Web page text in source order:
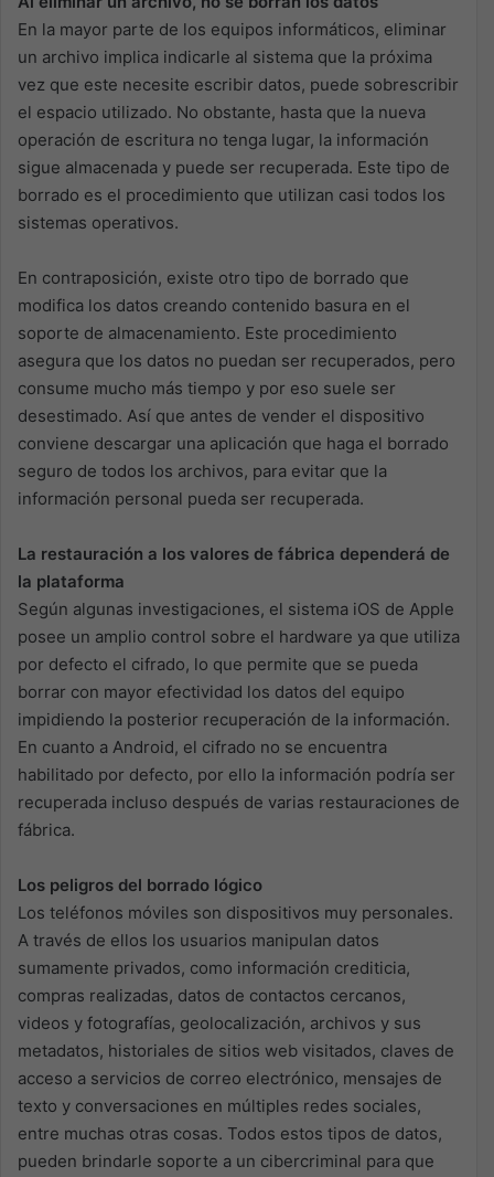
En la mayor parte de los equipos informáticos, eliminar
un archivo implica indicarle al sistema que la próxima
vez que este necesite escribir datos, puede sobrescribir
el espacio utilizado. No obstante, hasta que la nueva
operación de escritura no tenga lugar, la información
sigue almacenada y puede ser recuperada. Este tipo de
borrado es el procedimiento que utilizan casi todos los
sistemas operativos.
En contraposición, existe otro tipo de borrado que
modifica los datos creando contenido basura en el
soporte de almacenamiento. Este procedimiento
asegura que los datos no puedan ser recuperados, pero
consume mucho más tiempo y por eso suele ser
desestimado. Así que antes de vender el dispositivo
conviene descargar una aplicación que haga el borrado
seguro de todos los archivos, para evitar que la
información personal pueda ser recuperada.
La restauración a los valores de fábrica dependerá de
la plataforma
Según algunas investigaciones, el sistema iOS de Apple
posee un amplio control sobre el hardware ya que utiliza
por defecto el cifrado, lo que permite que se pueda
borrar con mayor efectividad los datos del equipo
impidiendo la posterior recuperación de la información.
En cuanto a Android, el cifrado no se encuentra
habilitado por defecto, por ello la información podría ser
recuperada incluso después de varias restauraciones de
fábrica.
Los peligros del borrado lógico
Los teléfonos móviles son dispositivos muy personales.
A través de ellos los usuarios manipulan datos
sumamente privados, como información crediticia,
compras realizadas, datos de contactos cercanos,
videos y fotografías, geolocalización, archivos y sus
metadatos, historiales de sitios web visitados, claves de
acceso a servicios de correo electrónico, mensajes de
texto y conversaciones en múltiples redes sociales,
entre muchas otras cosas. Todos estos tipos de datos,
pueden brindarle soporte a un cibercriminal para que